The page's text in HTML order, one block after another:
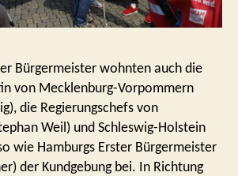
Bürgermeister wohnten auch die
von Mecklenburg-Vorpommern
die Regierungschefs von
Weil) und Schleswig-Holstein
wie Hamburgs Erster Bürgermeister
der Kundgebung bei. In Richtung